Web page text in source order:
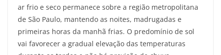
ar frio e seco permanece sobre a região metropolitana
de São Paulo, mantendo as noites, madrugadas e
primeiras horas da manhã frias. O predomínio de sol
vai favorecer a gradual elevação das temperaturas